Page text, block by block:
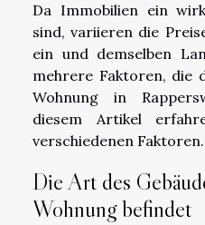
Da Immobilien ein
sind, variieren die
ein und demselben
mehrere Faktoren, die
Wohnung in
diesem Artikel
verschiedenen Faktoren.
Die Art des
Wohnung befindet